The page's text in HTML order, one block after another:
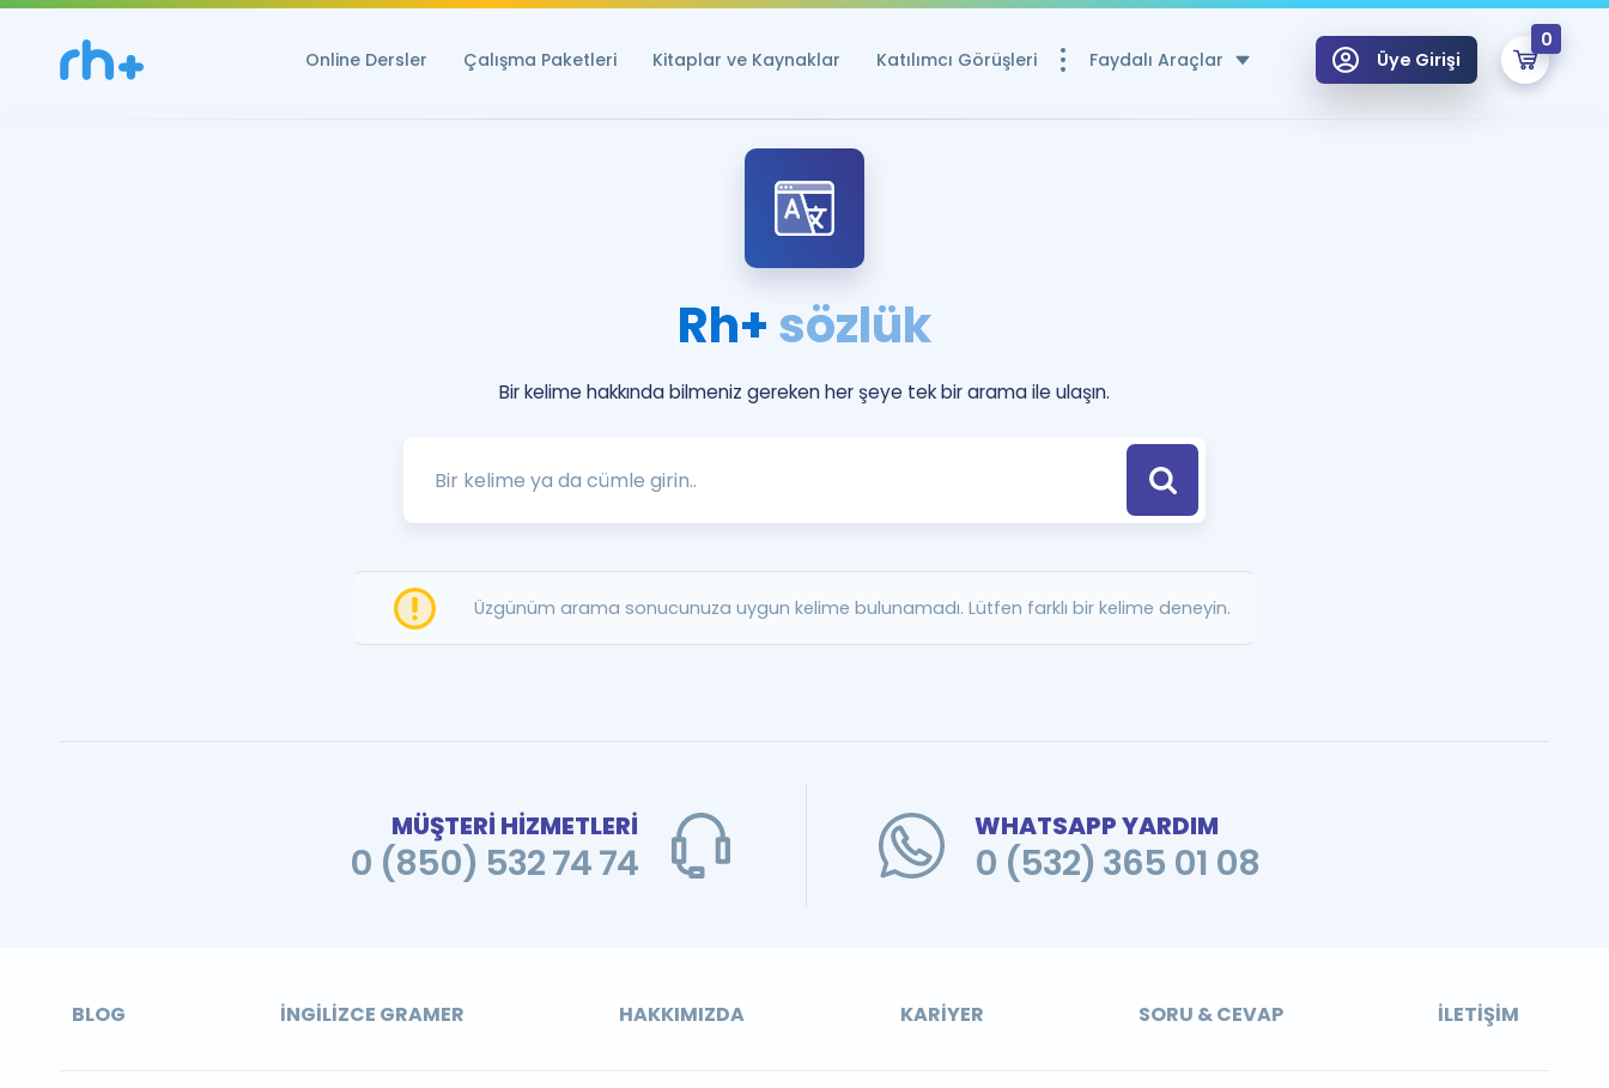
Online Dersler Çalışma Paketleri Kitaplar ve Kaynaklar Katılımcı Görüşleri Faydalı Araçlar
Puan Hesaplama
Rehberlik Aracı
Tüm ÖSYM Sınavları Tek Takvimde
Kampanyalar
Eğitim ve Kitaplara Özel Fırsatlar
Blog
Üye Girişi
0
Rh+sözlük
Bir kelime hakkında bilmeniz gereken her şeye tek bir arama ile ulaşın.
Üzgünüm arama sonucunuza uygun kelime bulunamadı. Lütfen farklı bir kelime deneyin.
MÜŞTERİ HİZMETLERİ
0 (850) 532 74 74
WHATSAPP YARDIM
0 (532) 365 01 08
BLOG İNGILIZCE GRAMER HAKKIMIZDA KARIYER SORU & CEVAP İLETIŞIM